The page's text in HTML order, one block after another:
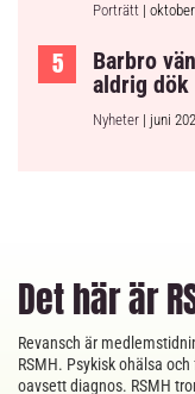
Porträtt |
Barbro
aldrig dök
Nyheter | juni
Det här är
Revansch är
RSMH. Psykisk ohälsa
oavsett diagnos. RSMH